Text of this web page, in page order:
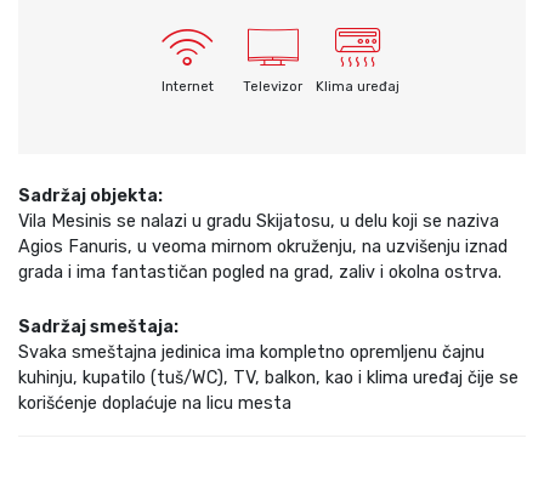
Internet Televizor Klima uređaj
Sadržaj objekta:
Vila Mesinis se nalazi u gradu Skijatosu, u delu koji se naziva
Agios Fanuris, u veoma mirnom okruženju, na uzvišenju iznad
grada i ima fantastičan pogled na grad, zaliv i okolna ostrva.
Sadržaj smeštaja:
Svaka smeštajna jedinica ima kompletno opremljenu čajnu
kuhinju, kupatilo (tuš/WC), TV, balkon, kao i klima uređaj čije se
korišćenje doplaćuje na licu mesta